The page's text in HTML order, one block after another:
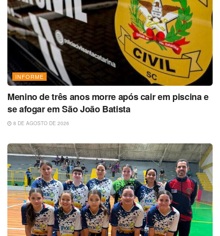
INFORME
Menino de três anos morre após cair em piscina e
se afogar em São João Batista
8 DE AGOSTO DE 2026